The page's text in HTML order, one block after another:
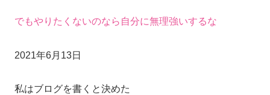
でもやりたくないのなら自分に無理強いするな
2021年6月13日
私はブログを書くと決めた